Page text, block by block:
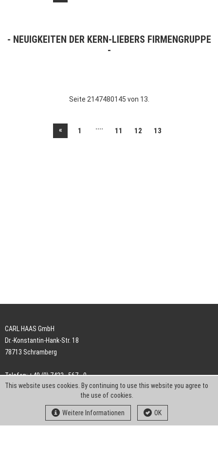
NEUIGKEITEN DER KERN-LIEBERS FIRMENGRUPPE
Seite 2147480145 von 13.
« 1 .... 11 12 13
CARL HAAS GmbH
Dr.-Konstantin-Hank-Str. 18
78713 Schramberg
Telefon: +49 (0) 7422 . 567 - 0
Telefax: +49 (0) 7422 . 567 - 239
info-ch@kern-liebers.com
This website uses cookies. By continuing to use this website you agree to
the use of cookies.
Weitere Informationen OK